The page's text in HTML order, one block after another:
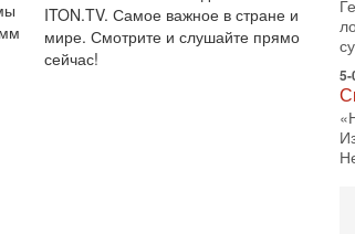
ITON.TV. Самое важное в стране и
мире. Смотрите и слушайте прямо
сейчас!
5-